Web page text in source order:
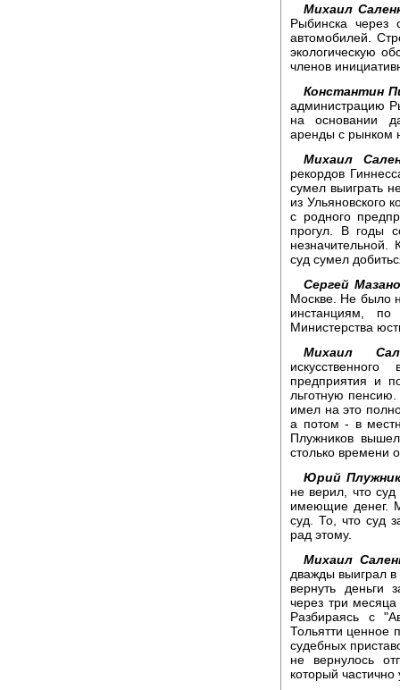
Михаил
Рыбинска через
автомобилей.
экологическую
членов
Константин
администрацию
на основании
аренды с рынком
Михаил
рекордов
сумел выиграть
из Ульяновского
с родного
прогул. В годы
суд сумел
Сергей
Москве. Не было
инстанциям,
Министерства
Михаил
предприятия и
льготную
имел на это
а потом - в
Плужников
столько времени
Юрий
не верил, что
имеющие денег.
суд. То, что суд
рад этому.
Михаил
дважды выиграл в
вернуть деньги
через три
Разбираясь с
Тольятти ценное
судебных
не вернулось
который частично